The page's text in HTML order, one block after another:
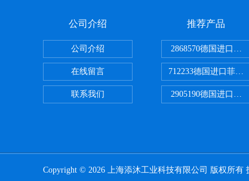
公司介绍
公司介绍
在线留言
联系我们
推荐产品
2868570德国进口菲
712233德国进口菲尼
2905190德国进口菲
Copyright © 2026 上海添沐工业科技有限公司 版权所有